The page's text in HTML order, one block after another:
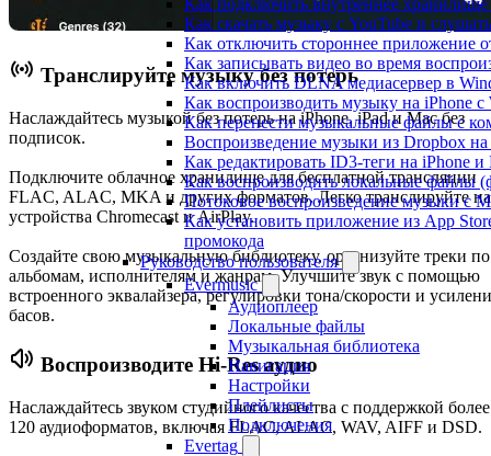
Как подключить внутреннее
Как скачать музыку с YouTube и
Как отключить стороннее приложение
Как записывать видео во время
Как включить DLNA медиасервер в
Как воспроизводить музыку на iPhone
Как перенести музыкальные файлы с
Воспроизведение музыки из Dropbox
Как редактировать ID3-теги на iPhone и
Как воспроизводить локальные файлы
Потоковое воспроизведение музыки с
Как установить приложение из App
промокода
Руководство пользователя
Evermusic
Аудиоплеер
Локальные файлы
Музыкальная библиотека
Навигация
Настройки
Плейлисты
Подключения
Evertag
Транслируйте музыку без потерь
Наслаждайтесь музыкой без потерь на iPhone, iPad и Mac без
подписок.
Подключите облачное хранилище для бесплатной трансляции
FLAC, ALAC, MKA и других форматов. Легко транслируйте на
устройства Chromecast и AirPlay.
Создайте свою музыкальную библиотеку, организуйте треки по
альбомам, исполнителям и жанрам. Улучшите звук с помощью
встроенного эквалайзера, регулировки тона/скорости и
басов.
Воспроизводите Hi-Res аудио
Наслаждайтесь звуком студийного качества с поддержкой более
120 аудиоформатов, включая FLAC, ALAC, WAV, AIFF и DSD.